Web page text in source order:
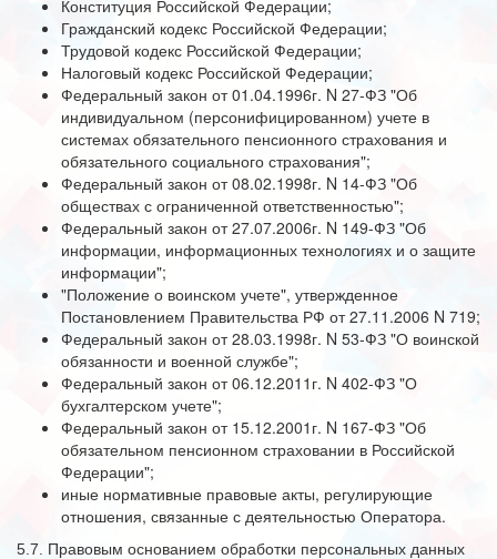
Конституция Российской Федерации;
Гражданский кодекс Российской Федерации;
Трудовой кодекс Российской Федерации;
Налоговый кодекс Российской Федерации;
Федеральный закон от 01.04.1996г. N 27-ФЗ "Об
индивидуальном (персонифицированном) учете в
системах обязательного пенсионного страхования и
обязательного социального страхования";
Федеральный закон от 08.02.1998г. N 14-ФЗ "Об
обществах с ограниченной ответственностью";
Федеральный закон от 27.07.2006г. N 149-ФЗ "Об
информации, информационных технологиях и о защите
информации";
"Положение о воинском учете", утвержденное
Постановлением Правительства РФ от 27.11.2006 N 719;
Федеральный закон от 28.03.1998г. N 53-ФЗ "О воинской
обязанности и военной службе";
Федеральный закон от 06.12.2011г. N 402-ФЗ "О
бухгалтерском учете";
Федеральный закон от 15.12.2001г. N 167-ФЗ "Об
обязательном пенсионном страховании в Российской
Федерации";
иные нормативные правовые акты, регулирующие
отношения, связанные с деятельностью Оператора.
5.7. Правовым основанием обработки персональных данных